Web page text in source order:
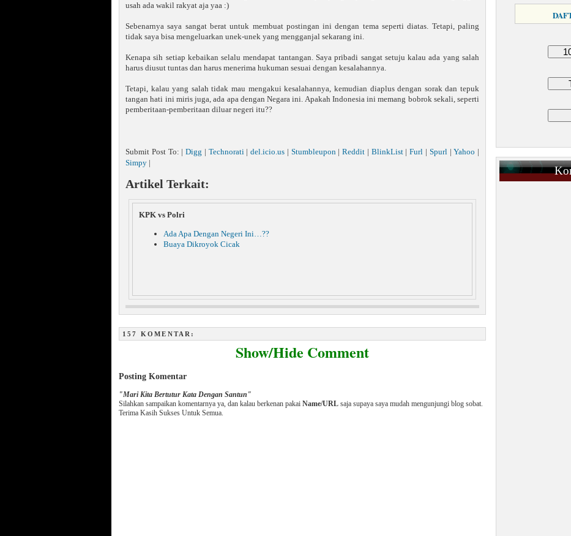
usah ada wakil rakyat aja yaa :)
Sebenarnya saya sangat berat untuk membuat postingan ini dengan tema seperti diatas. Tetapi, paling
tidak saya bisa mengeluarkan unek-unek yang mengganjal sekarang ini.
Kenapa sih setiap kebaikan selalu mendapat tantangan. Saya pribadi sangat setuju kalau ada yang salah
harus diusut tuntas dan harus menerima hukuman sesuai dengan kesalahannya.
Tetapi, kalau yang salah tidak mau mengakui kesalahannya, kemudian diaplus dengan sorak dan tepuk
tangan hati ini miris juga, ada apa dengan Negara ini. Apakah Indonesia ini memang bobrok sekali, seperti
pemberitaan-pemberitaan diluar negeri itu??
Submit Post To: |Digg Technorati|del.icio.us Stumbleupon|Reddit BlinkList|Furl Spurl|Yahoo
Simpy
Artikel Terkait:
KPK vs Polri
Ada Apa Dengan Negeri Ini…??
Buaya Dikroyok Cicak
157 KOMENTAR:
Show/Hide Comment
Posting Komentar
"Mari Kita Bertutur Kata Dengan Santun"
Silahkan sampaikan komentarnya ya, dan kalau berkenan pakai Name/URL saja supaya saya mudah mengunjungi blog sobat.
Terima Kasih Sukses Untuk Semua.